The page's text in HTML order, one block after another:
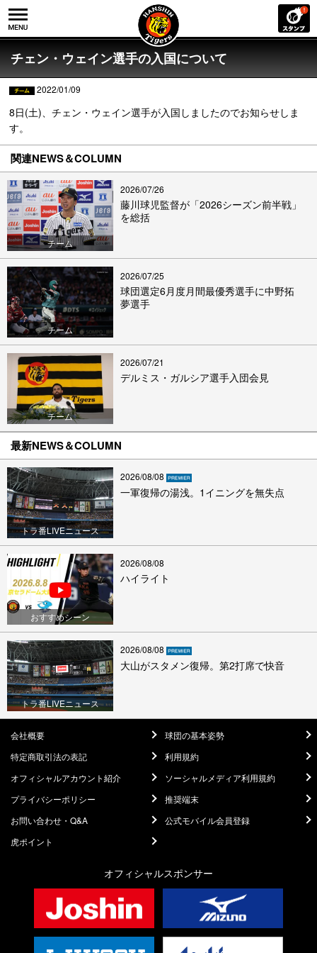
チェン・ウェイン選手の入国について
2022/01/09
8日(土)、チェン・ウェイン選手が入国しましたのでお知らせしま
す。
関連NEWS＆COLUMN
チーム
2026/07/26
藤川球児監督が「2026シーズン前半戦」
を総括
チーム
2026/07/25
球団選定6月度月間最優秀選手に中野拓
夢選手
チーム
2026/07/21
デルミス・ガルシア選手入団会見
最新NEWS＆COLUMN
トラ番LIVEニュース
2026/08/08
一軍復帰の湯浅。1イニングを無失点
おすすめシーン
2026/08/08
ハイライト
トラ番LIVEニュース
2026/08/08
大山がスタメン復帰。第2打席で快音
会社概要
球団の基本姿勢
特定商取引法の表記
利用規約
オフィシャルアカウント紹介
ソーシャルメディア利用規約
プライバシーポリシー
推奨端末
お問い合わせ・Q&A
公式モバイル会員登録
虎ポイント
オフィシャルスポンサー